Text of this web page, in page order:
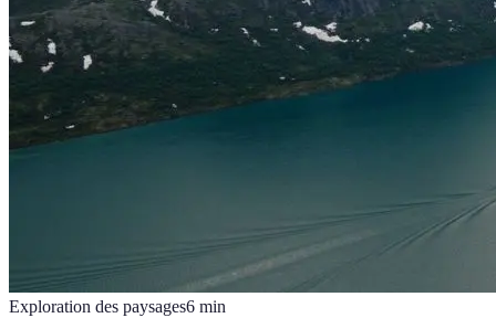
Exploration des paysages6 min